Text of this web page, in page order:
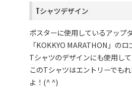
Tシャツデザイン
ポスターに使用しているアップ
「KOKKYO MARATHON」のロ
Tシャツのデザインにも使用して
このTシャツはエントリーでも
よ！(^ ^)